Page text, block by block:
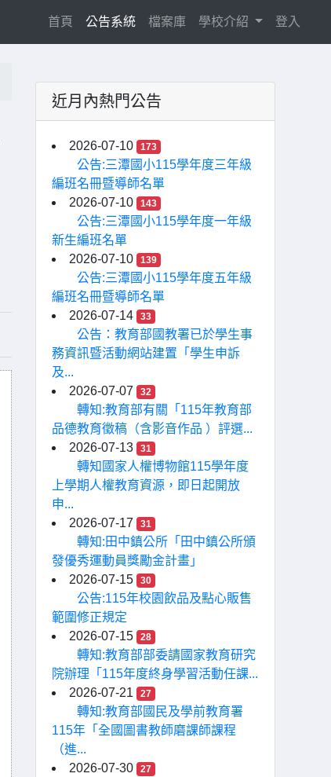
首頁 (current)
公告系統 檔案庫 學校介紹 登入
近月內熱門公告
2026-07-10 173
公告:三潭國小115學年度三年級
編班名冊暨導師名單
2026-07-10
143
公告:三潭國小115學年度一年級
新生編班名單
2026-07-10
139
公告:三潭國小115學年度五年級
編班名冊暨導師名單
2026-07-14
33
公告：教育部國教署已於學生事
務資訊暨活動網站建置「學生申訴
及...
2026-07-07
32
轉知:教育部有關「115年教育部
品德教育徵稿（含影音作品 ）評選...
2026-07-13
31
轉知國家人權博物館115學年度
上學期人權教育資源，即日起開放
申...
2026-07-17
31
轉知:田中鎮公所「田中鎮公所頒
發優秀運動員獎勵金計畫」
2026-07-15
30
公告:115年校園飲品及點心販售
範圍修正規定
2026-07-15
28
轉知:教育部部委請國家教育研究
院辦理「115年度終身學習活動任課...
2026-07-21
27
轉知:教育部國民及學前教育署
115年「全國圖書教師磨課師課程
（進...
2026-07-30
27